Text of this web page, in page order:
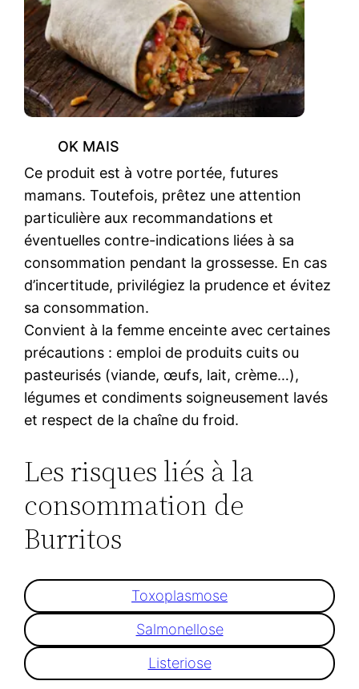
OK MAIS
Ce produit est à votre portée, futures
mamans. Toutefois, prêtez une attention
particulière aux recommandations et
éventuelles contre-indications liées à sa
consommation pendant la grossesse. En cas
d’incertitude, privilégiez la prudence et évitez
sa consommation.
Convient à la femme enceinte avec certaines
précautions : emploi de produits cuits ou
pasteurisés (viande, œufs, lait, crème…),
légumes et condiments soigneusement lavés
et respect de la chaîne du froid.
Les risques liés à la
consommation de
Burritos
Toxoplasmose
Salmonellose
Listeriose